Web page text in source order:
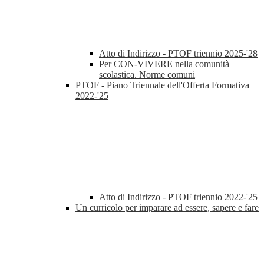
Atto di Indirizzo - PTOF triennio 2025-'28
Per CON-VIVERE nella comunità
scolastica. Norme comuni
PTOF - Piano Triennale dell'Offerta Formativa
2022-'25
Atto di Indirizzo - PTOF triennio 2022-'25
Un curricolo per imparare ad essere, sapere e fare